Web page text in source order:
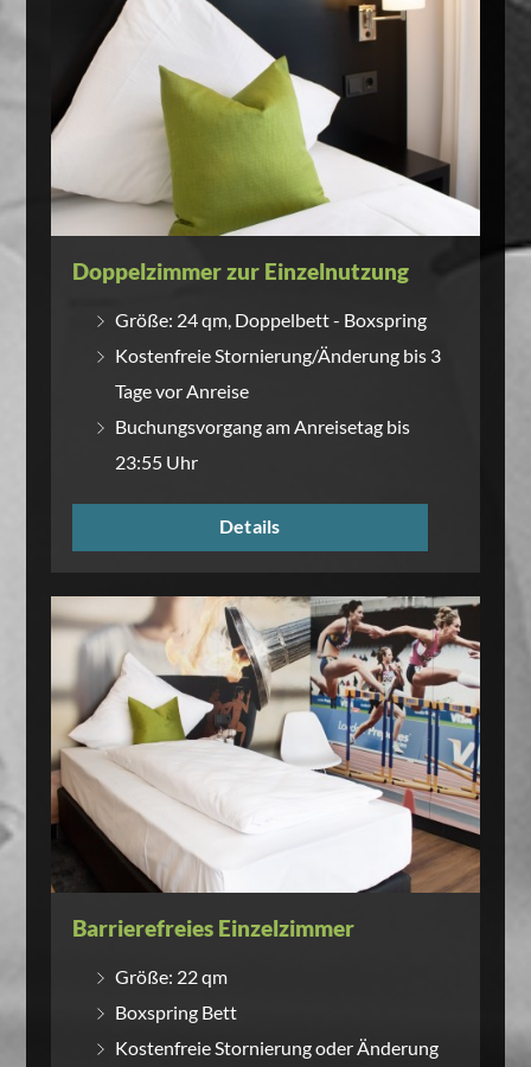
Doppelzimmer zur Einzelnutzung
Größe: 24 qm, Doppelbett - Boxspring
Kostenfreie Stornierung/Änderung bis 3
Tage vor Anreise
Buchungsvorgang am Anreisetag bis
23:55 Uhr
Details
Barrierefreies Einzelzimmer
Größe: 22 qm
Boxspring Bett
Kostenfreie Stornierung oder Änderung